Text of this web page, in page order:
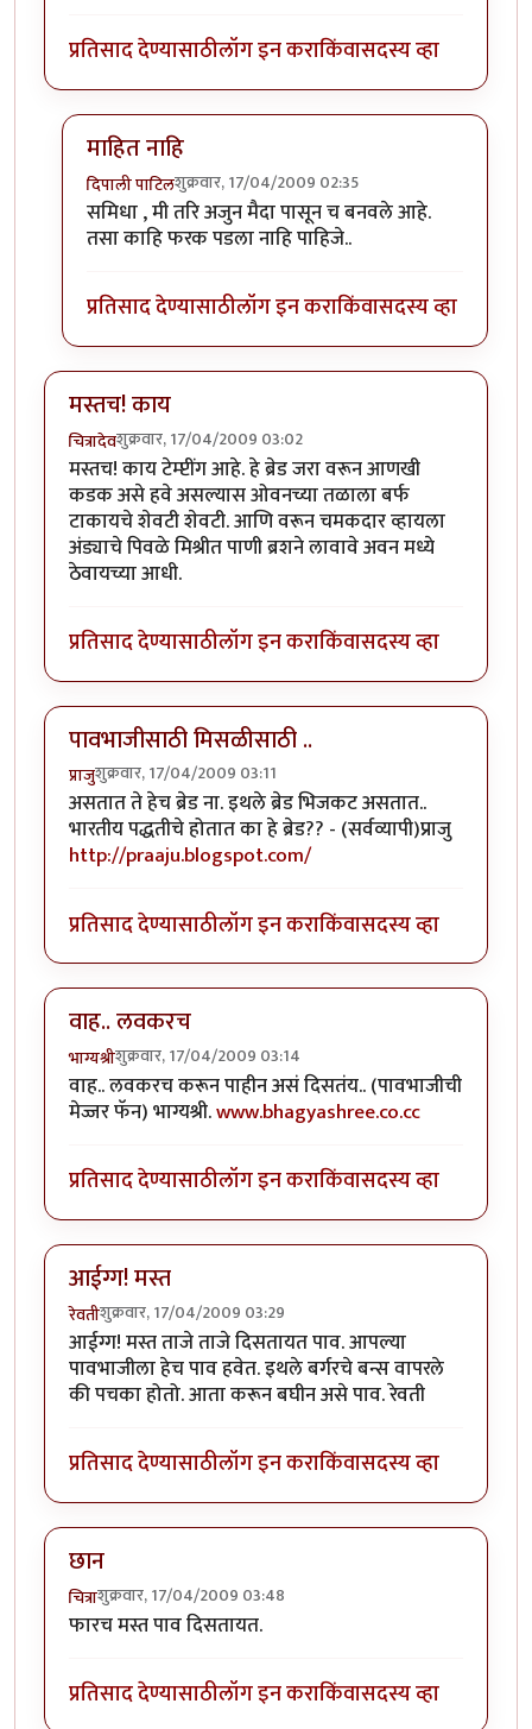
प्रतिसाद देण्यासाठीलॉग इन कराकिंवासदस्य व्हा
माहित नाहि
दिपाली पाटिलशुक्रवार, 17/04/2009 02:35
In reply toबघायलाbyसमिधा
समिधा , मी तरि अजुन मैदा पासून च बनवले आहे.
तसा काहि फरक पडला नाहि पाहिजे..
प्रतिसाद देण्यासाठीलॉग इन कराकिंवासदस्य व्हा
मस्तच! काय
चित्रादेवशुक्रवार, 17/04/2009 03:02
मस्तच! काय टेम्प्टींग आहे. हे ब्रेड जरा वरून आणखी
कडक असे हवे असल्यास ओवनच्या तळाला बर्फ
टाकायचे शेवटी शेवटी. आणि वरून चमकदार व्हायला
अंड्याचे पिवळे मिश्रीत पाणी ब्रशने लावावे अवन मध्ये
ठेवायच्या आधी.
प्रतिसाद देण्यासाठीलॉग इन कराकिंवासदस्य व्हा
पावभाजीसाठी मिसळीसाठी ..
प्राजुशुक्रवार, 17/04/2009 03:11
असतात ते हेच ब्रेड ना. इथले ब्रेड भिजकट असतात..
भारतीय पद्धतीचे होतात का हे ब्रेड?? - (सर्वव्यापी)प्राजु
http://praaju.blogspot.com/
प्रतिसाद देण्यासाठीलॉग इन कराकिंवासदस्य व्हा
वाह.. लवकरच
भाग्यश्रीशुक्रवार, 17/04/2009 03:14
वाह.. लवकरच करून पाहीन असं दिसतंय.. (पावभाजीची
मेज्जर फॅन) भाग्यश्री.www.bhagyashree.co.cc
प्रतिसाद देण्यासाठीलॉग इन कराकिंवासदस्य व्हा
आईग्ग! मस्त
रेवतीशुक्रवार, 17/04/2009 03:29
आईग्ग! मस्त ताजे ताजे दिसतायत पाव. आपल्या
पावभाजीला हेच पाव हवेत. इथले बर्गरचे बन्स वापरले
की पचका होतो. आता करून बघीन असे पाव. रेवती
प्रतिसाद देण्यासाठीलॉग इन कराकिंवासदस्य व्हा
छान
चित्राशुक्रवार, 17/04/2009 03:48
फारच मस्त पाव दिसतायत.
प्रतिसाद देण्यासाठीलॉग इन कराकिंवासदस्य व्हा